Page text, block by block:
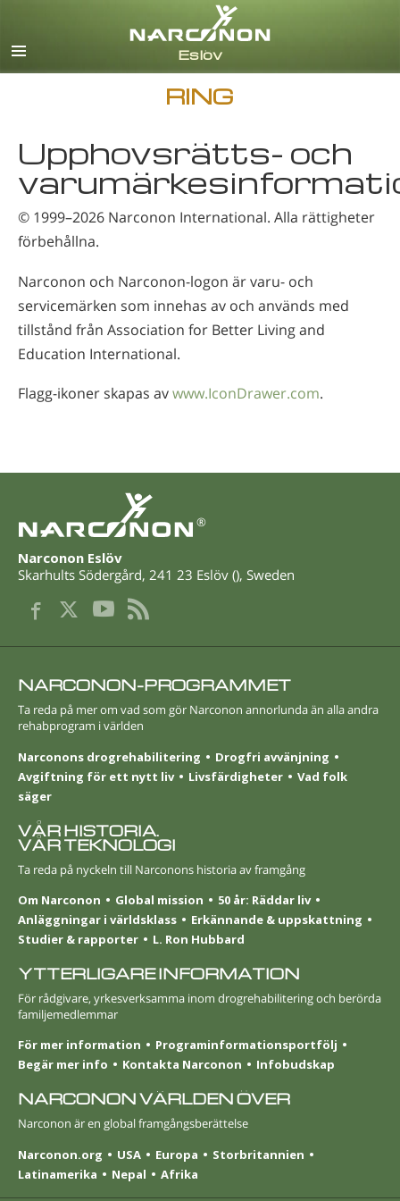
Svenska
RING
Upphovsrätts- och
© 1999–2026 Narconon International. Alla rättigheter
förbehållna.
Narconon och Narconon-logon är varu- och
servicemärken som innehas av och används med
tillstånd från Association for Better Living and
Education International.
Flagg-ikoner skapas avwww.IconDrawer.com.
®
Narconon Eslöv
Skarhults Södergård, 241 23 Eslöv (), Sweden
NARCONON-PROGRAMMET
Ta reda på mer om vad som gör Narconon annorlunda än alla andra
rehabprogram i världen
Narconons drogrehabilitering
Drogfri avvänjning
Avgiftning för ett nytt liv
Livsfärdigheter
Vad folk
säger
VÅR HISTORIA.
VÅR TEKNOLOGI
Ta reda på nyckeln till Narconons historia av framgång
Om Narconon
Global mission
50 år: Räddar liv
Anläggningar i världsklass
Erkännande & uppskattning
Studier & rapporter
L. Ron Hubbard
YTTERLIGARE INFORMATION
För rådgivare, yrkesverksamma inom drogrehabilitering och berörda
familjemedlemmar
För mer information
Programinformationsportfölj
Begär mer info
Kontakta Narconon Infobudskap
NARCONON VÄRLDEN ÖVER
Narconon är en global framgångsberättelse
Narconon.org
USA Europa
Stor­britannien
Latinamerika
Nepal Afrika